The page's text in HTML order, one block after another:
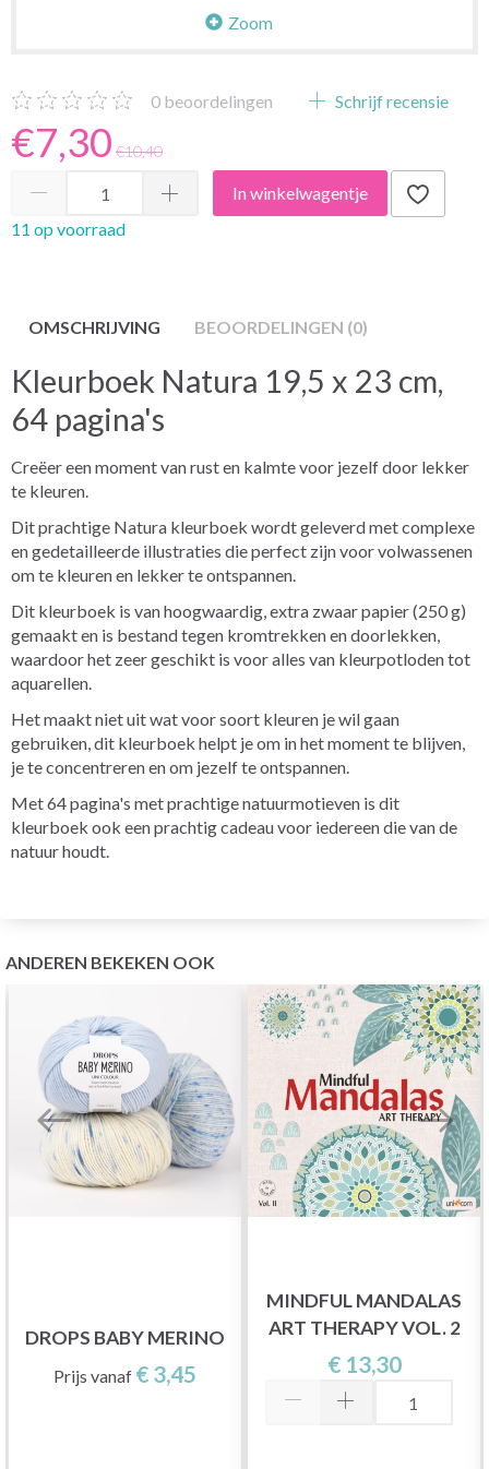
Zoom
0 beoordelingen Schrijf recensie
€7,30 €10,40
In winkelwagentje
11 op voorraad
OMSCHRIJVING BEOORDELINGEN (0)
Kleurboek Natura 19,5 x 23 cm,
64 pagina's
Creëer een moment van rust en kalmte voor jezelf door lekker
te kleuren.
Dit prachtige Natura kleurboek wordt geleverd met complexe
en gedetailleerde illustraties die perfect zijn voor volwassenen
om te kleuren en lekker te ontspannen.
Dit kleurboek is van hoogwaardig, extra zwaar papier (250 g)
gemaakt en is bestand tegen kromtrekken en doorlekken,
waardoor het zeer geschikt is voor alles van kleurpotloden tot
aquarellen.
Het maakt niet uit wat voor soort kleuren je wil gaan
gebruiken, dit kleurboek helpt je om in het moment te blijven,
je te concentreren en om jezelf te ontspannen.
Met 64 pagina's met prachtige natuurmotieven is dit
kleurboek ook een prachtig cadeau voor iedereen die van de
natuur houdt.
ANDEREN BEKEKEN OOK
DROPS BABY MERINO
Prijs vanaf € 3,45
MINDFUL MANDALAS
ART THERAPY VOL. 2
€ 13,30